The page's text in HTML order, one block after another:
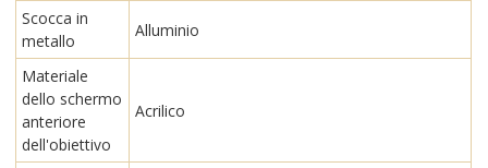
Scocca in
metallo
Alluminio
Materiale
dello schermo
anteriore
dell'obiettivo
Acrilico